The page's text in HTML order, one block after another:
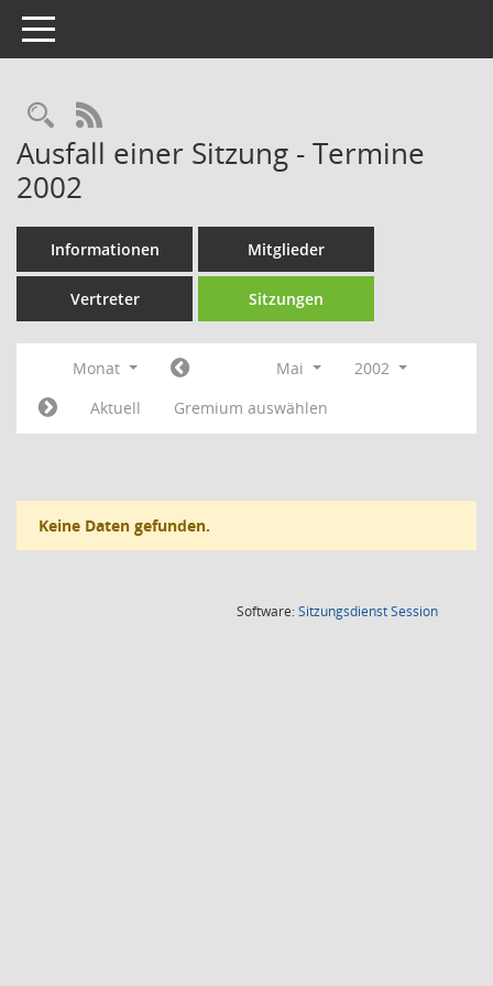
Toggle navigation
Rechercheauswahl
RSS-Feed
Ausfall einer Sitzung - Termine
2002
Informationen Mitglieder
Vertreter Sitzungen
Monat Mai
2002
Aktuell
Gremium auswählen
Keine Daten gefunden.
Software:SitzungsdienstSession(Wird in